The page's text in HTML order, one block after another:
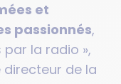
et
passionnés,
la radio »,
directeur de la